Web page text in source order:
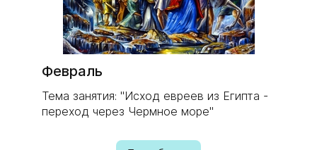
Февраль
Тема занятия: "Исход евреев из Египта -
переход через Чермное море"